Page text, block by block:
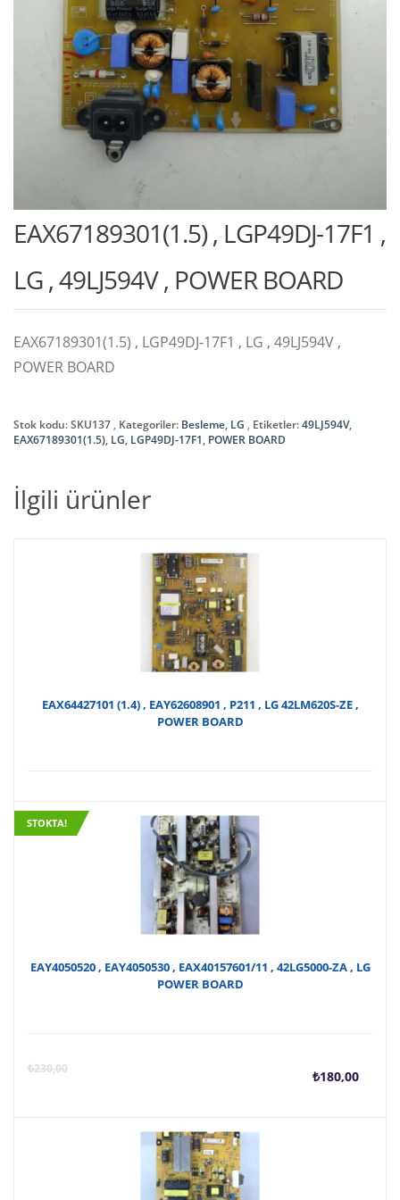
EAX67189301(1.5) , LGP49DJ-17F1 ,
LG , 49LJ594V , POWER BOARD
EAX67189301(1.5) , LGP49DJ-17F1 , LG , 49LJ594V ,
POWER BOARD
Stok kodu:SKU137 Kategoriler: Besleme, LG Etiketler:49LJ594V,
EAX67189301(1.5), LG, LGP49DJ-17F1, POWER BOARD
İlgili ürünler
EAX64427101 (1.4) , EAY62608901 , P211 , LG 42LM620S-ZE ,
POWER BOARD
STOKTA!
EAY4050520 , EAY4050530 , EAX40157601/11 , 42LG5000-ZA , LG
POWER BOARD
₺230,00 ₺180,00
Şu